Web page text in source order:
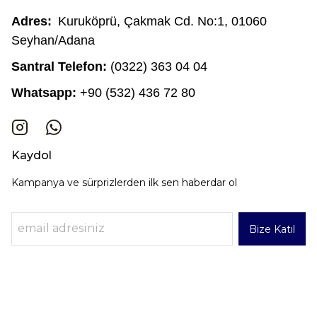
Adres: Kuruköprü, Çakmak Cd. No:1, 01060
Seyhan/Adana
Santral Telefon: (0322) 363 04 04
Whatsapp: +90 (532) 436 72 80
Kaydol
Kampanya ve sürprizlerden ilk sen haberdar ol
Bize Katıl